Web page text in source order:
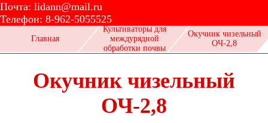
Почта: lidann@mail.ru
Телефон: 8-962-5055525
Главная
Культиваторы для
междурядной
обработки почвы
Окучник чизельный
ОЧ-2,8
Окучник чизельный
ОЧ-2,8